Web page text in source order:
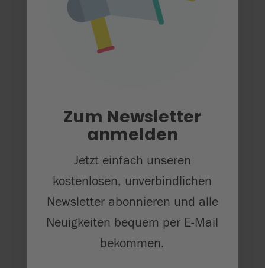
Eigene Anmeldung
Anmeldung der Kinder
Auf Moodle – und nun?
Zum Newsletter
anmelden
Jetzt einfach unseren
kostenlosen, unverbindlichen
Newsletter abonnieren und alle
Neuigkeiten bequem per E-Mail
bekommen.